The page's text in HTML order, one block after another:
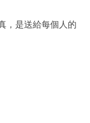
，是送給每個人的